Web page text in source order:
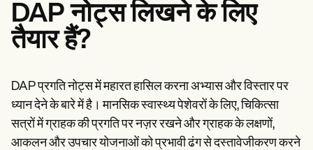
DAP नोट्स लिखने के लिए
तैयार हैं?
DAP प्रगति नोट्स में महारत हासिल करना अभ्यास और विस्तार पर
ध्यान देने के बारे में है। मानसिक स्वास्थ्य पेशेवरों के लिए, चिकित्सा
सत्रों में ग्राहक की प्रगति पर नज़र रखने और ग्राहक के लक्षणों,
आकलन और उपचार योजनाओं को प्रभावी ढंग से दस्तावेजीकरण करने